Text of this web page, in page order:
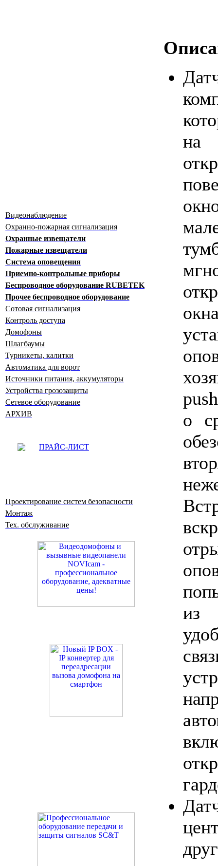
Видеонаблюдение
Охранно-пожарная сигнализация
Охранные извещатели
Пожарные извещатели
Система оповещения
Приемно-контрольные приборы
Беспроводное оборудование RUBETEK
Прочее беспроводное оборудование
Сотовая сигнализация
Контроль доступа
Домофоны
Шлагбаумы
Турникеты, калитки
Автоматика для ворот
Источники питания, аккумуляторы
Устройства грозозащиты
Сетевое оборудование
АРХИВ
ПРАЙС-ЛИСТ
Проектирование систем безопасности
Монтаж
Тех. обслуживание
о
из